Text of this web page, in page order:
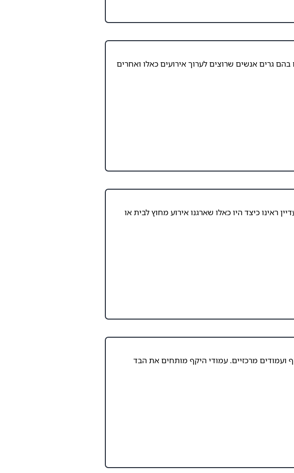
גרים אנשים שרוצים לערוך אירועים כאלו ואחרים
ראינו כיצד היו כאלו שארגנו אירוע מחוץ לבית או
מרכזיים. עמודי היקף מותחים את הבד